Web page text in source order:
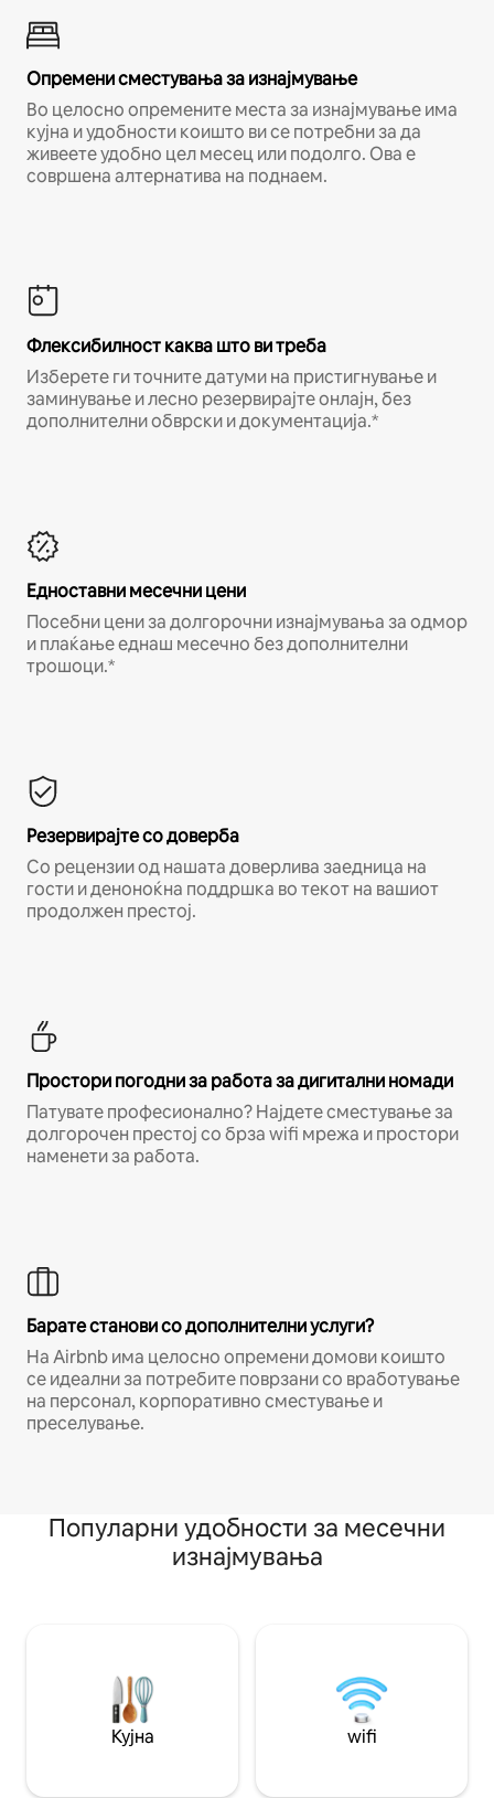
Опремени сместувања за изнајмување
Во целосно опремените места за изнајмување има
кујна и удобности коишто ви се потребни за да
живеете удобно цел месец или подолго. Ова е
совршена алтернатива на поднаем.
Флексибилност каква што ви треба
Изберете ги точните датуми на пристигнување и
заминување и лесно резервирајте онлајн, без
дополнителни обврски и документација.*
Едноставни месечни цени
Посебни цени за долгорочни изнајмувања за одмор
и плаќање еднаш месечно без дополнителни
трошоци.*
Резервирајте со доверба
Со рецензии од нашата доверлива заедница на
гости и деноноќна поддршка во текот на вашиот
продолжен престој.
Простори погодни за работа за дигитални номади
Патувате професионално? Најдете сместување за
долгорочен престој со брза wifi мрежа и простори
наменети за работа.
Барате станови со дополнителни услуги?
На Airbnb има целосно опремени домови коишто
се идеални за потребите поврзани со вработување
на персонал, корпоративно сместување и
преселување.
Популарни удобности за месечни
изнајмувања
Кујна wifi